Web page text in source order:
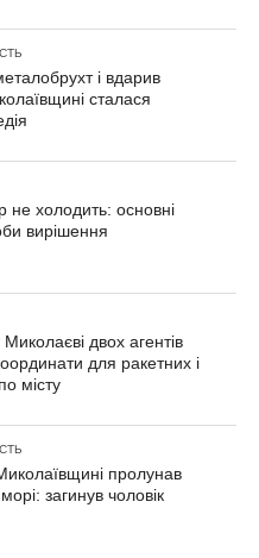
і вдарив
сталася
не холодить: основні
вирішення
двох агентів
для ракетних і
місту
пролунав
загинув чоловік